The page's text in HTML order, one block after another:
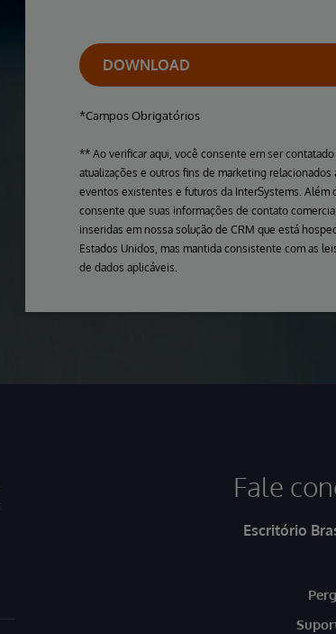
DOWNLOAD
*Campos Obrigatórios
** Ao verificar aqui, você consente em ser contatado
atualizações e outros fins de marketing relacionados
eventos existentes e futuros da InterSystems. Além
consente que suas informações de contato
inseridas em nossa solução de CRM que está
Estados Unidos, mas mantida consistente com as
de dados aplicáveis.
Fale
Escritório